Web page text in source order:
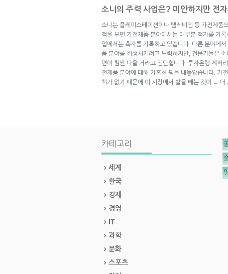
소니의 주력 사업은? 미안하지만 전
소니는 플레이스테이션이나 텔레비전 등 가전제품
적을 보면 가전제품 분야에서는 대부분 적자를 기
업에서는 흑자를 기록하고 있습니다. 다른 분야에
품 분야를 회생시키려고 노력하지만, 전문가들은
편이 훨씬 나을 거라고 진단합니다. 투자은행 제퍼
전제품 분야에 대해 가혹한 평을 내놓았습니다. 가
치가 없기 때문에 이 시장에서 발을 빼는 것이
→ 더
카테고리
세계
한국
경제
경영
IT
과학
문화
스포츠